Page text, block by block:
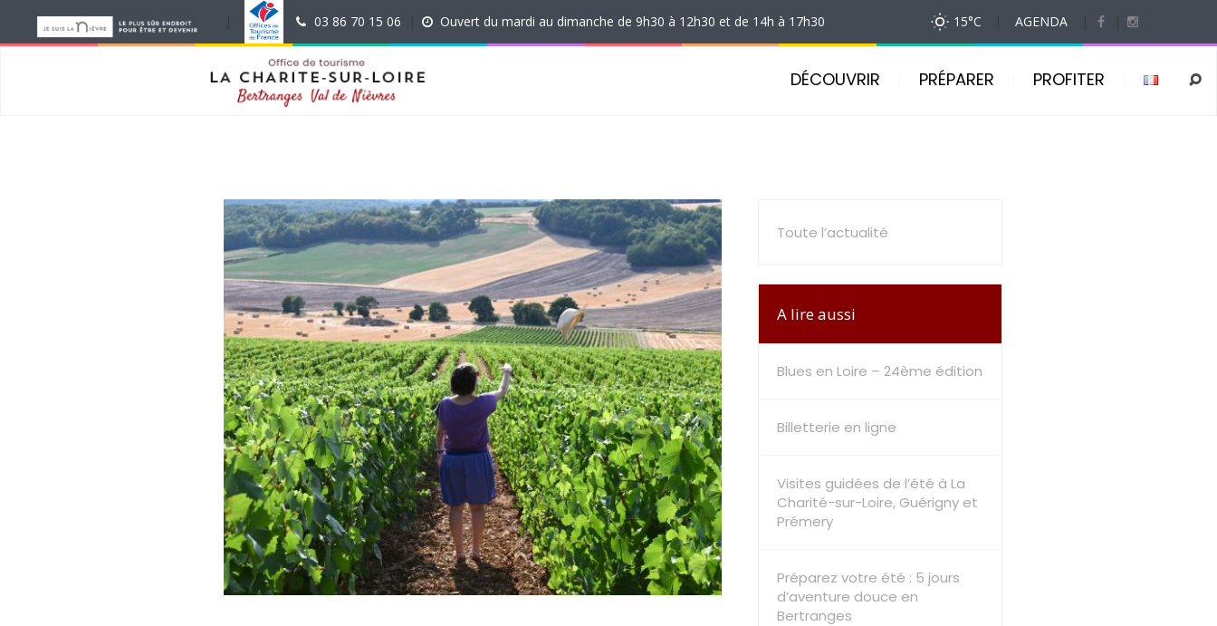
| 03 86 70 15 06 Ouvert du mardi au dimanche de 9h30 à 12h30 et de 14h à 17h30 15°C AGENDA
DÉCOUVRIR PRÉPARER PROFITER
Toute l’actualité
A lire aussi
Blues en Loire – 24ème édition
Billetterie en ligne
Visites guidées de l’été à La
Charité-sur-Loire, Guérigny et
Prémery
Préparez votre été : 5 jours
d’aventure douce en
Bertranges